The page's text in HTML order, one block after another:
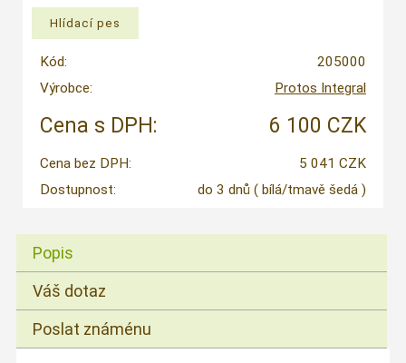
Kód:
205000
Výrobce:
Protos Integral
Cena s DPH: 6 100 CZK
Cena bez DPH:
5 041 CZK
Dostupnost:
do 3 dnů ( bílá/tmavě šedá )
Popis
Váš dotaz
Poslat známénu